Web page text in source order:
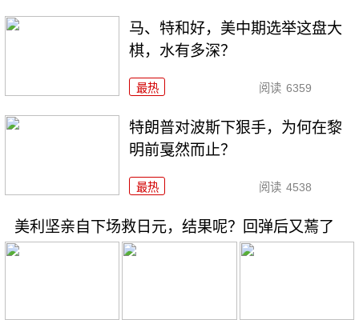
马、特和好，美中期选举这盘大
棋，水有多深？
最热 阅读 6359
特朗普对波斯下狠手，为何在黎
明前戛然而止？
最热 阅读 4538
美利坚亲自下场救日元，结果呢？回弹后又蔫了